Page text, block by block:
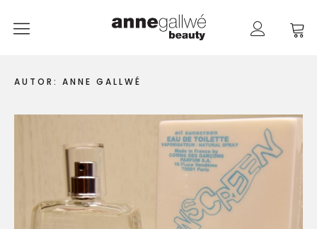
Home
Shop
Düfte
Pflege
Raumdüfte
weitere Marken im Ladenlokal
AUTOR: ANNE GALLWÉ